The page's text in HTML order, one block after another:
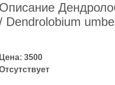
Описание
Dendrolobium
Цена: 3500